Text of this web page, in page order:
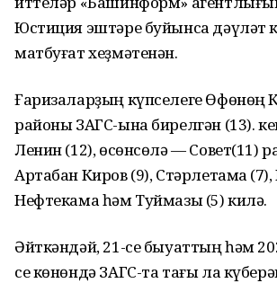
Юстиция эштәре буйынса дәүләт
матбуғат хеҙмәтенән.
Ғаризаларҙың күпселеге Өфөнөң
районы ЗАГС-ына бирелгән (13).
Ленин (12), өсөнсөлә — Совет(11)
Артабан Киров (9), Стәрлетамаҡ
Нефтекама һәм Туймазы (5) килә.
Әйткәндәй, 21-се быуаттың һәм
се көнөндә ЗАГС-та тағы ла